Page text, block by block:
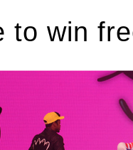
to win